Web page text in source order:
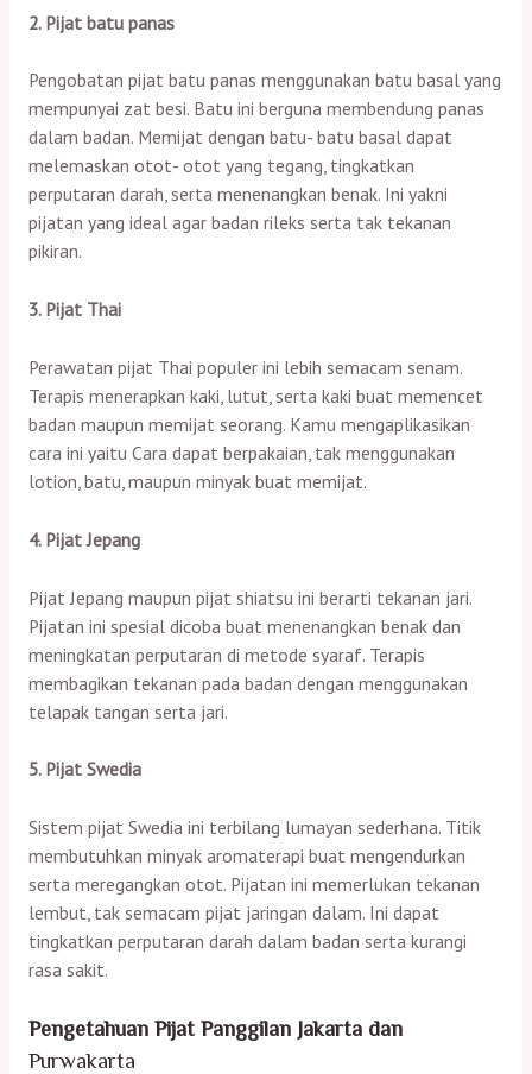
2. Pijat batu panas
Pengobatan pijat batu panas menggunakan batu basal yang
mempunyai zat besi. Batu ini berguna membendung panas
dalam badan. Memijat dengan batu- batu basal dapat
melemaskan otot- otot yang tegang, tingkatkan
perputaran darah, serta menenangkan benak. Ini yakni
pijatan yang ideal agar badan rileks serta tak tekanan
pikiran.
3. Pijat Thai
Perawatan pijat Thai populer ini lebih semacam senam.
Terapis menerapkan kaki, lutut, serta kaki buat memencet
badan maupun memijat seorang. Kamu mengaplikasikan
cara ini yaitu Cara dapat berpakaian, tak menggunakan
lotion, batu, maupun minyak buat memijat.
4. Pijat Jepang
Pijat Jepang maupun pijat shiatsu ini berarti tekanan jari.
Pijatan ini spesial dicoba buat menenangkan benak dan
meningkatan perputaran di metode syaraf. Terapis
membagikan tekanan pada badan dengan menggunakan
telapak tangan serta jari.
5. Pijat Swedia
Sistem pijat Swedia ini terbilang lumayan sederhana. Titik
membutuhkan minyak aromaterapi buat mengendurkan
serta meregangkan otot. Pijatan ini memerlukan tekanan
lembut, tak semacam pijat jaringan dalam. Ini dapat
tingkatkan perputaran darah dalam badan serta kurangi
rasa sakit.
Pengetahuan Pijat Panggilan Jakarta dan
Purwakarta